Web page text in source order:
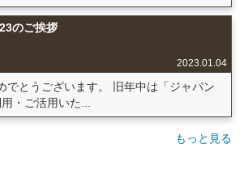
のご挨拶
2023.01.04
でとうございます。 旧年中は「ジャパン
・ご活用いた...
もっと見る